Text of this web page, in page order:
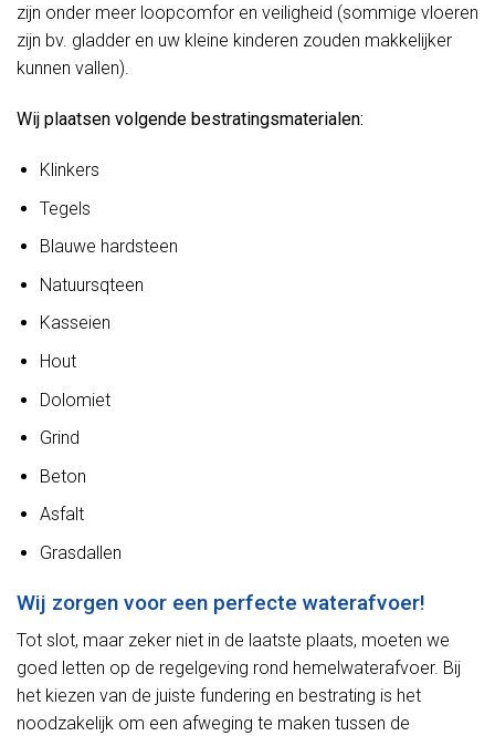
zijn onder meer loopcomfor en veiligheid (sommige vloeren
zijn bv. gladder en uw kleine kinderen zouden makkelijker
kunnen vallen).
Wij plaatsen volgende bestratingsmaterialen:
Klinkers
Tegels
Blauwe hardsteen
Natuursqteen
Kasseien
Hout
Dolomiet
Grind
Beton
Asfalt
Grasdallen
Wij zorgen voor een perfecte waterafvoer!
Tot slot, maar zeker niet in de laatste plaats, moeten we
goed letten op de regelgeving rond hemelwaterafvoer. Bij
het kiezen van de juiste fundering en bestrating is het
noodzakelijk om een afweging te maken tussen de